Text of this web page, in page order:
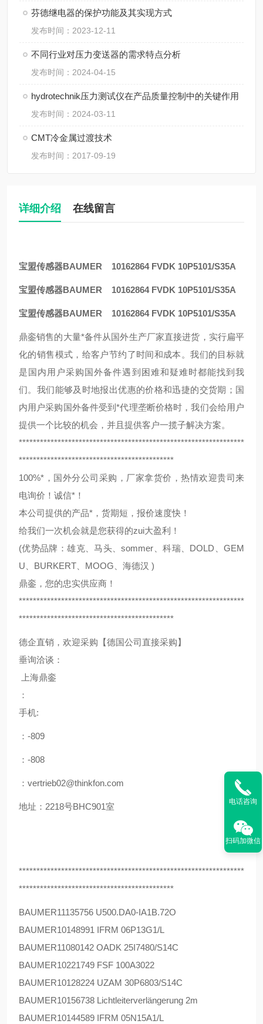
芬德继电器的保护功能及其实现方式
发布时间：2023-12-11
不同行业对压力变送器的需求特点分析
发布时间：2024-04-15
hydrotechnik压力测试仪在产品质量控制中的关键作用
发布时间：2024-03-11
CMT冷金属过渡技术
发布时间：2017-09-19
详细介绍 在线留言
宝盟传感器BAUMER 10162864 FVDK 10P5101/S35A
宝盟传感器BAUMER 10162864 FVDK 10P5101/S35A
宝盟传感器BAUMER 10162864 FVDK 10P5101/S35A
鼎銮销售的大量*备件从国外生产厂家直接进货，实行扁平
化的销售模式，给客户节约了时间和成本。我们的目标就
是国内用户采购国外备件遇到困难和疑难时都能找到我
们。我们能够及时地报出优惠的价格和迅捷的交货期；国
内用户采购国外备件受到*代理垄断价格时，我们会给用户
提供一个比较的机会，并且提供客户一揽子解决方案。
****************************************************************
********************************************
100%*，国外分公司采购，厂家拿货价，热情欢迎贵司来
电询价！诚信*！
本公司提供的产品*，货期短，报价速度快！
给我们一次机会就是您获得的zui大盈利！
(优势品牌：雄克、马头、sommer、科瑞、DOLD、GEM
U、BURKERT、MOOG、海德汉 )
鼎銮，您的忠实供应商！
****************************************************************
********************************************
德企直销，欢迎采购【德国公司直接采购】
垂询洽谈：
上海鼎銮
：
手机:
：-809
：-808
：vertrieb02@thinkfon.com
地址：2218号BHC901室
****************************************************************
********************************************
BAUMER11135756 U500.DA0-IA1B.72O
BAUMER10148991 IFRM 06P13G1/L
BAUMER11080142 OADK 25I7480/S14C
BAUMER10221749 FSF 100A3022
BAUMER10128224 UZAM 30P6803/S14C
BAUMER10156738 Lichtleiterverlängerung 2m
BAUMER10144589 IFRM 05N15A1/L
电话咨询
扫码加微信